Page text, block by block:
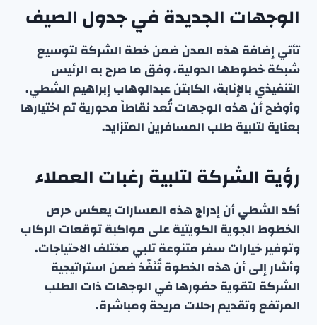
الوجهات الجديدة في جدول الصيف
تأتي إضافة هذه المدن ضمن خطة الشركة لتوسيع
شبكة خطوطها الدولية، وفق ما صرح به الرئيس
التنفيذي بالإنابة، الكابتن عبدالوهاب إبراهيم الشطي.
وأوضح أن هذه الوجهات تُعد نقاطاً محورية تم اختيارها
بعناية لتلبية طلب المسافرين المتزايد.
رؤية الشركة لتلبية رغبات العملاء
أكد الشطي أن إدراج هذه المسارات يعكس حرص
الخطوط الجوية الكويتية على مواكبة توقعات الركاب
وتوفير خيارات سفر متنوعة تلبي مختلف الاحتياجات.
وأشار إلى أن هذه الخطوة تُنَفّذ ضمن استراتيجية
الشركة لتقوية حضورها في الوجهات ذات الطلب
المرتفع وتقديم رحلات مريحة ومباشرة.